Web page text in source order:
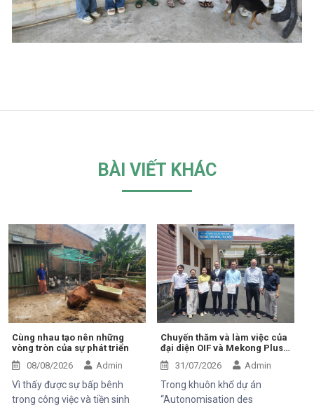
BÀI VIẾT KHÁC
Cùng nhau tạo nên những
vòng tròn của sự phát triển
08/08/2026
Admin
Vì thấy được sự bấp bênh
trong công việc và tiền sinh
Chuyến thăm và làm việc của
đại diện OIF và Mekong Plus
tại cộng đồng dự án
31/07/2026 Admin
Trong khuôn khổ dự án
“Autonomisation des